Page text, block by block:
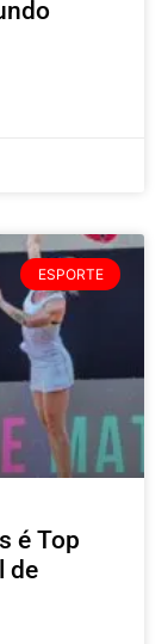
ESPORTE
é Top
de